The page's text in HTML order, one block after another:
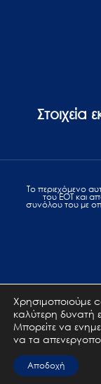
Το περιεχόμενο
του ΕΟΤ και
συνόλου του με
Χρησιμοποιούμε
καλύτερη δυνατή
Μπορείτε να
να τα
Αποδοχή